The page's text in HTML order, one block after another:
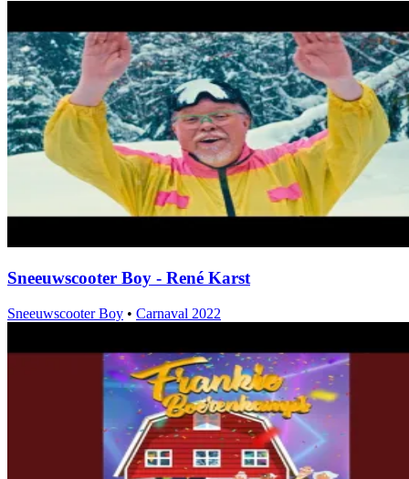
Sneeuwscooter Boy - René Karst
Sneeuwscooter Boy • Carnaval 2022